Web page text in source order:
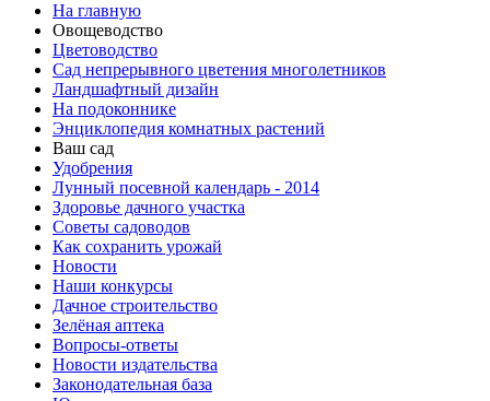
На главную
Овощеводство
Цветоводство
Сад непрерывного цветения многолетников
Ландшафтный дизайн
На подоконнике
Энциклопедия комнатных растений
Ваш сад
Удобрения
Лунный посевной календарь - 2014
Здоровье дачного участка
Советы садоводов
Как сохранить урожай
Новости
Наши конкурсы
Дачное строительство
Зелёная аптека
Вопросы-ответы
Новости издательства
Законодательная база